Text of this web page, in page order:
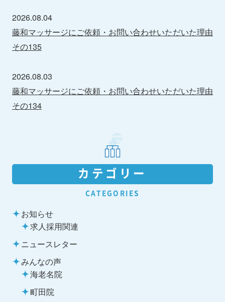
2026.08.04
藤和マッサージにご依頼・お問い合わせいただいた理由
その135
2026.08.03
藤和マッサージにご依頼・お問い合わせいただいた理由
その134
カテゴリー
CATEGORIES
お知らせ
求人採用関連
ニュースレター
みんなの声
海老名院
町田院